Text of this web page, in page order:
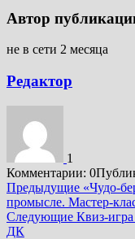
Автор
не в сети 2 месяца
Редактор
1
Комментарии: 0
Подробнее
Предыдущие «Чудо-
промысле. Мастер-
Следующие Квиз-
ДК